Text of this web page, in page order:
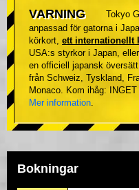
VARNING
Tokyo
anpassad för gatorna i
körkort, ett internationellt
USA:s styrkor i Japan,
en officiell japansk
från Schweiz, Tyskland,
Monaco. Kom ihåg:
Mer information.
Bokningar